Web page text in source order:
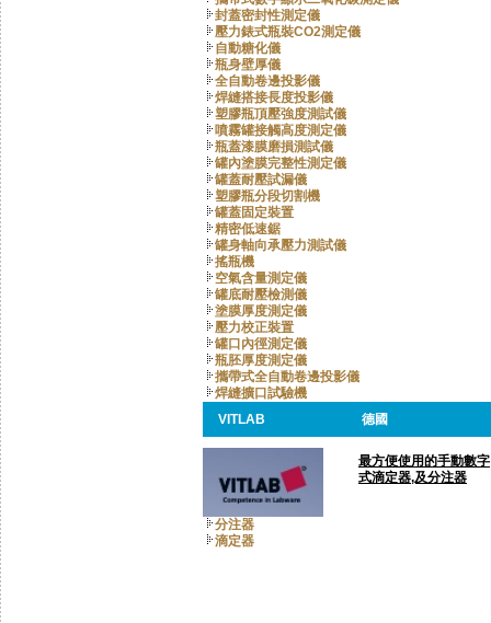
封蓋密封性測定儀
壓力錶式瓶裝CO2測定儀
自動糖化儀
瓶身壁厚儀
全自動卷邊投影儀
焊縫搭接長度投影儀
塑膠瓶頂壓強度測試儀
噴霧罐接觸高度測定儀
瓶蓋漆膜磨損測試儀
罐內塗膜完整性測定儀
罐蓋耐壓試漏儀
塑膠瓶分段切割機
罐蓋固定裝置
精密低速鋸
罐身軸向承壓力測試儀
搖瓶機
空氣含量測定儀
罐底耐壓檢測儀
塗膜厚度測定儀
壓力校正裝置
罐口內徑測定儀
瓶胚厚度測定儀
攜帶式全自動卷邊投影儀
焊縫擴口試驗機
VITLAB
德國
最方便使用的手動數字
式滴定器,及分注器
分注器
滴定器